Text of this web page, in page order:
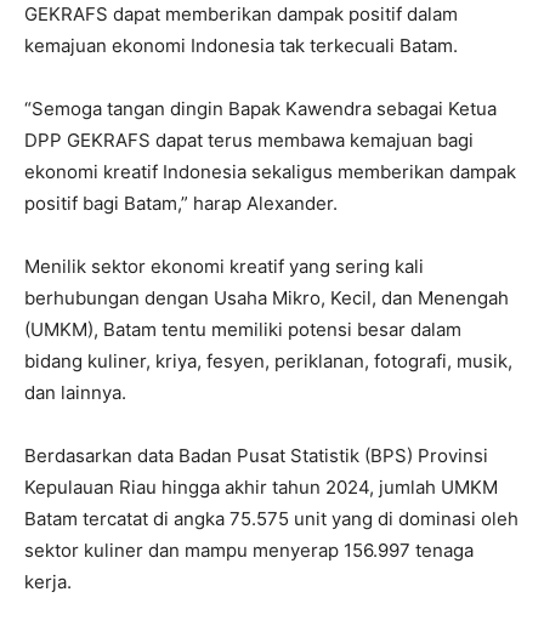
GEKRAFS dapat memberikan dampak positif dalam
kemajuan ekonomi Indonesia tak terkecuali Batam.
“Semoga tangan dingin Bapak Kawendra sebagai Ketua
DPP GEKRAFS dapat terus membawa kemajuan bagi
ekonomi kreatif Indonesia sekaligus memberikan dampak
positif bagi Batam,” harap Alexander.
Menilik sektor ekonomi kreatif yang sering kali
berhubungan dengan Usaha Mikro, Kecil, dan Menengah
(UMKM), Batam tentu memiliki potensi besar dalam
bidang kuliner, kriya, fesyen, periklanan, fotografi, musik,
dan lainnya.
Berdasarkan data Badan Pusat Statistik (BPS) Provinsi
Kepulauan Riau hingga akhir tahun 2024, jumlah UMKM
Batam tercatat di angka 75.575 unit yang di dominasi oleh
sektor kuliner dan mampu menyerap 156.997 tenaga
kerja.